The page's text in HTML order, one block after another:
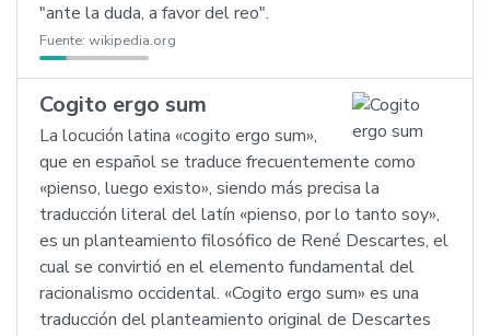
"ante la duda, a favor del reo".
Fuente: wikipedia.org
Cogito ergo sum
La locución latina «cogito ergo sum»,
que en español se traduce frecuentemente como
«pienso, luego existo», siendo más precisa la
traducción literal del latín «pienso, por lo tanto soy»,
es un planteamiento filosófico de René Descartes, el
cual se convirtió en el elemento fundamental del
racionalismo occidental. «Cogito ergo sum» es una
traducción del planteamiento original de Descartes